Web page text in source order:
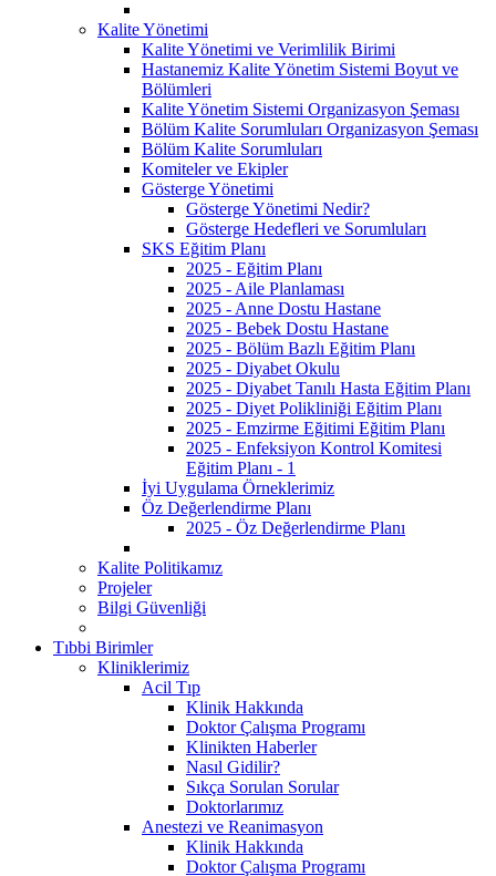
Kalite Yönetimi
Kalite Yönetimi ve Verimlilik Birimi
Hastanemiz Kalite Yönetim Sistemi Boyut ve
Bölümleri
Kalite Yönetim Sistemi Organizasyon Şeması
Bölüm Kalite Sorumluları Organizasyon Şeması
Bölüm Kalite Sorumluları
Komiteler ve Ekipler
Gösterge Yönetimi
Gösterge Yönetimi Nedir?
Gösterge Hedefleri ve Sorumluları
SKS Eğitim Planı
2025 - Eğitim Planı
2025 - Aile Planlaması
2025 - Anne Dostu Hastane
2025 - Bebek Dostu Hastane
2025 - Bölüm Bazlı Eğitim Planı
2025 - Diyabet Okulu
2025 - Diyabet Tanılı Hasta Eğitim Planı
2025 - Diyet Polikliniği Eğitim Planı
2025 - Emzirme Eğitimi Eğitim Planı
2025 - Enfeksiyon Kontrol Komitesi
Eğitim Planı - 1
İyi Uygulama Örneklerimiz
Öz Değerlendirme Planı
2025 - Öz Değerlendirme Planı
Kalite Politikamız
Projeler
Bilgi Güvenliği
Tıbbi Birimler
Kliniklerimiz
Acil Tıp
Klinik Hakkında
Doktor Çalışma Programı
Klinikten Haberler
Nasıl Gidilir?
Sıkça Sorulan Sorular
Doktorlarımız
Anestezi ve Reanimasyon
Klinik Hakkında
Doktor Çalışma Programı